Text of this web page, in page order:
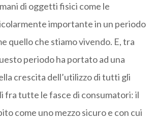
di oggetti fisici come le
importante in un periodo
quello che stiamo vivendo. E, tra
periodo ha portato ad una
crescita dell’utilizzo di tutti gli
fra tutte le fasce di consumatori: il
come uno mezzo sicuro e con cui